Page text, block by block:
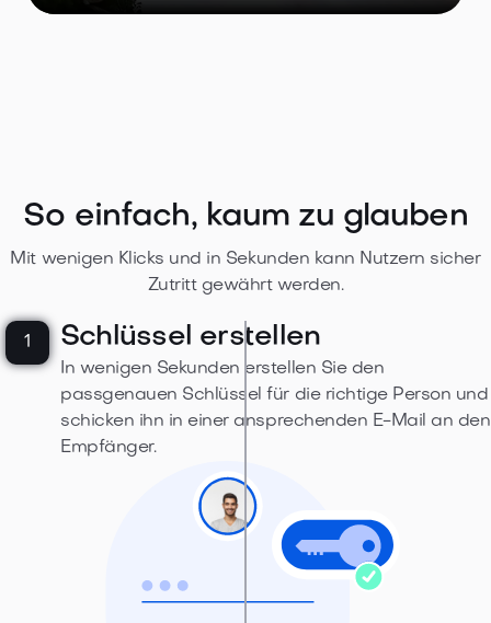
So einfach, kaum zu glauben
Mit wenigen Klicks und in Sekunden kann Nutzern sicher
Zutritt gewährt werden.
Schlüssel erstellen
In wenigen Sekunden erstellen Sie den
passgenauen Schlüssel für die richtige Person und
schicken ihn in einer ansprechenden E-Mail an den
Empfänger.
1